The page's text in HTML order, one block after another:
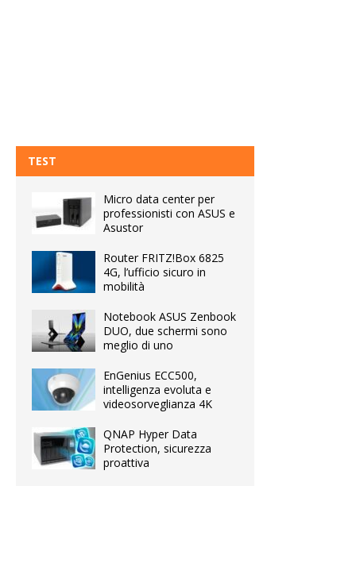
TEST
Micro data center per
professionisti con ASUS e
Asustor
Router FRITZ!Box 6825
4G, l’ufficio sicuro in
mobilità
Notebook ASUS Zenbook
DUO, due schermi sono
meglio di uno
EnGenius ECC500,
intelligenza evoluta e
videosorveglianza 4K
QNAP Hyper Data
Protection, sicurezza
proattiva